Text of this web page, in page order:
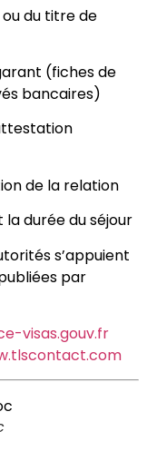
du titre de
(fiches de
bancaires)
de la relation
durée du séjour
s’appuient
par
visas.gouv.fr